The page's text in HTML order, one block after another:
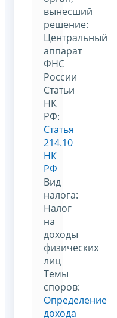
вынесший
решение:
Центральный
аппарат
ФНС
России
Статьи
НК
РФ:
Статья
214.10
НК
РФ
Вид
налога:
Налог
на
доходы
физических
лиц
Темы
споров:
Определение
дохода